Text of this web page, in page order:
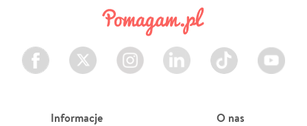
Facebook Twitter Instagram LinkedIn TikTok Youtube
Informacje O nas